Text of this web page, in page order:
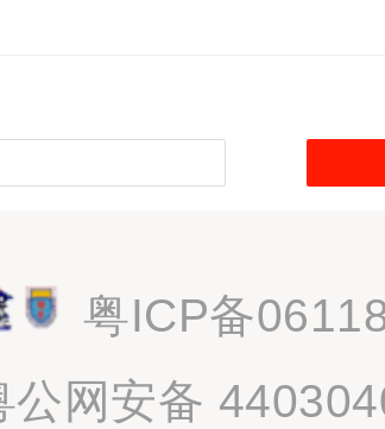
粤ICP备
公网安备